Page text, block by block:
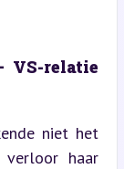
VS-relatie
niet het
verloor haar